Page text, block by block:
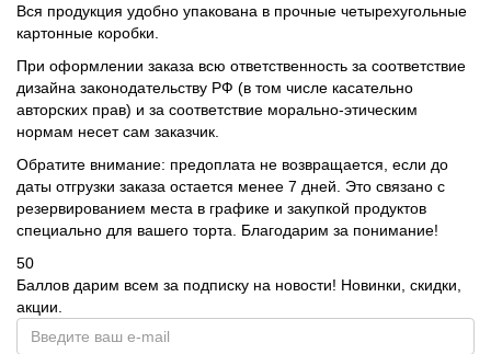
Вся продукция удобно упакована в прочные четырехугольные
картонные коробки.
При оформлении заказа всю ответственность за соответствие
дизайна законодательству РФ (в том числе касательно
авторских прав) и за соответствие морально-этическим
нормам несет сам заказчик.
Обратите внимание: предоплата не возвращается, если до
даты отгрузки заказа остается менее 7 дней. Это связано с
резервированием места в графике и закупкой продуктов
специально для вашего торта. Благодарим за понимание!
50
Баллов дарим всем за подписку на новости! Новинки, скидки,
акции.